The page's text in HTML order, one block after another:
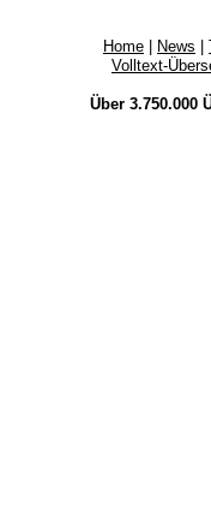
Home News
Volltext-
Über 3.750.000